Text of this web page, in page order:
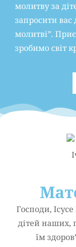
молитву за
запросити вас
молитві”.
зробимо світ
Господи,
дітей наших,
їм